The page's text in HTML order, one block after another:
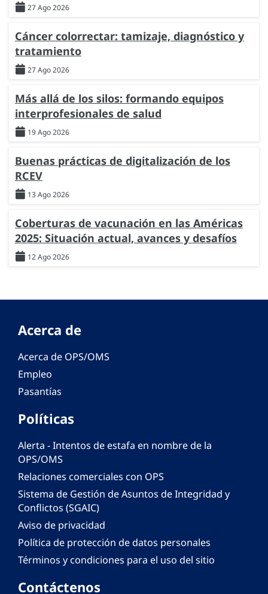
27 Ago 2026
Cáncer colorrectar: tamizaje, diagnóstico y
tratamiento
27 Ago 2026
Más allá de los silos: formando equipos
interprofesionales de salud
19 Ago 2026
Buenas prácticas de digitalización de los
RCEV
13 Ago 2026
Coberturas de vacunación en las Américas
2025: Situación actual, avances y desafíos
12 Ago 2026
Acerca de
Acerca de OPS/OMS
Empleo
Pasantías
Políticas
Alerta - Intentos de estafa en nombre de la
OPS/OMS
Relaciones comerciales con OPS
Sistema de Gestión de Asuntos de Integridad y
Conflictos (SGAIC)
Aviso de privacidad
Política de protección de datos personales
Términos y condiciones para el uso del sitio
Contáctenos